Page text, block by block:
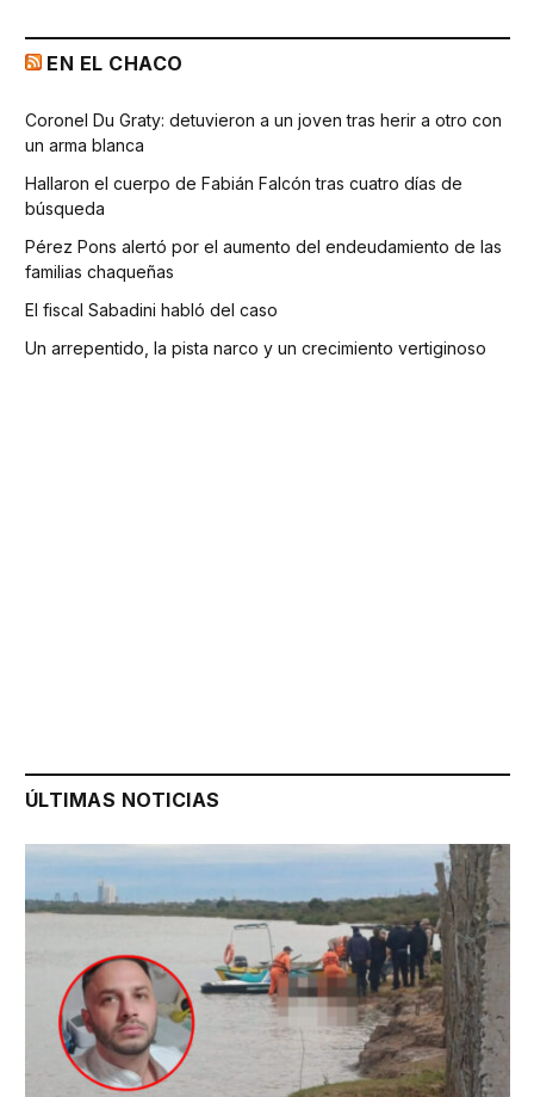
EN EL CHACO
Coronel Du Graty: detuvieron a un joven tras herir a otro con
un arma blanca
Hallaron el cuerpo de Fabián Falcón tras cuatro días de
búsqueda
Pérez Pons alertó por el aumento del endeudamiento de las
familias chaqueñas
El fiscal Sabadini habló del caso
Un arrepentido, la pista narco y un crecimiento vertiginoso
ÚLTIMAS NOTICIAS